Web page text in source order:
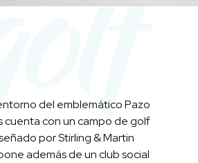
del emblemático Pazo
cuenta con un campo de golf
por Stirling & Martin
además de un club social